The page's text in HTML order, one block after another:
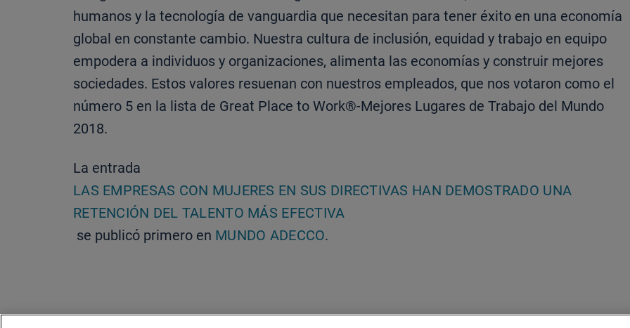
humanos y la tecnología de vanguardia que necesitan para tener éxito en una economía
global en constante cambio. Nuestra cultura de inclusión, equidad y trabajo en equipo
empodera a individuos y organizaciones, alimenta las economías y construir mejores
sociedades. Estos valores resuenan con nuestros empleados, que nos votaron como el
número 5 en la lista de Great Place to Work®-Mejores Lugares de Trabajo del Mundo
2018.
La entrada
LAS EMPRESAS CON MUJERES EN SUS DIRECTIVAS HAN DEMOSTRADO UNA
RETENCIÓN DEL TALENTO MÁS EFECTIVA
se publicó primero en MUNDO ADECCO.